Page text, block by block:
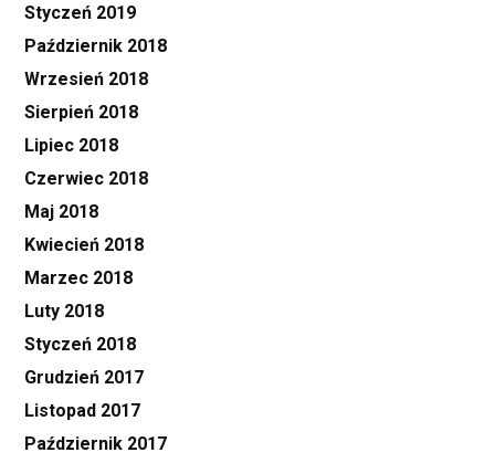
Styczeń 2019
Październik 2018
Wrzesień 2018
Sierpień 2018
Lipiec 2018
Czerwiec 2018
Maj 2018
Kwiecień 2018
Marzec 2018
Luty 2018
Styczeń 2018
Grudzień 2017
Listopad 2017
Październik 2017